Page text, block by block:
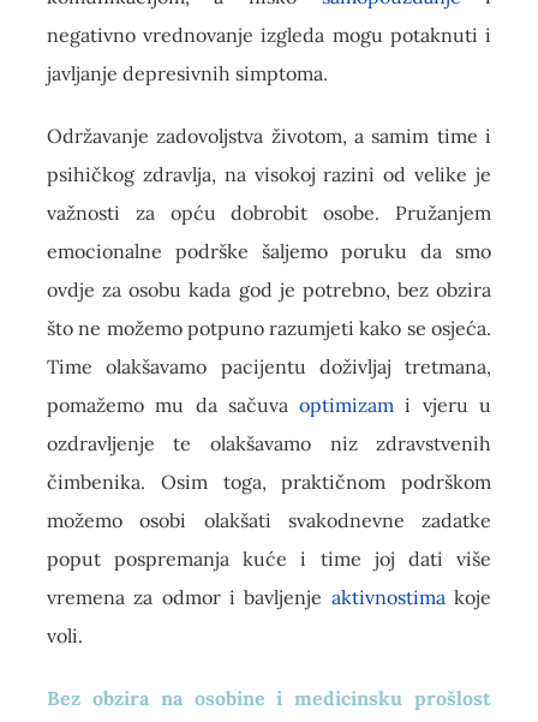
negativno vrednovanje izgleda mogu potaknuti i
javljanje depresivnih simptoma.
Održavanje zadovoljstva životom, a samim time i
psihičkog zdravlja, na visokoj razini od velike je
važnosti za opću dobrobit osobe. Pružanjem
emocionalne podrške šaljemo poruku da smo
ovdje za osobu kada god je potrebno, bez obzira
što ne možemo potpuno razumjeti kako se osjeća.
Time olakšavamo pacijentu doživljaj tretmana,
pomažemo mu da sačuvaoptimizam i vjeru u
ozdravljenje te olakšavamo niz zdravstvenih
čimbenika. Osim toga, praktičnom podrškom
možemo osobi olakšati svakodnevne zadatke
poput pospremanja kuće i time joj dati više
vremena za odmor i bavljenje aktivnostima koje
voli.
Bez obzira na osobine i medicinsku prošlost